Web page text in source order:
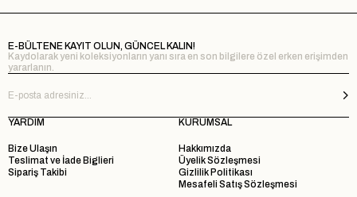
E-BÜLTENE KAYIT OLUN, GÜNCEL KALIN!
Kaydolarak yeni koleksiyonların yanı sıra en son bilgilere özel erken erişimden
yararlanın.
YARDIM
Bize Ulaşın
Teslimat ve İade Biglieri
Sipariş Takibi
KURUMSAL
Hakkımızda
Üyelik Sözleşmesi
Gizlilik Politikası
Mesafeli Satış Sözleşmesi